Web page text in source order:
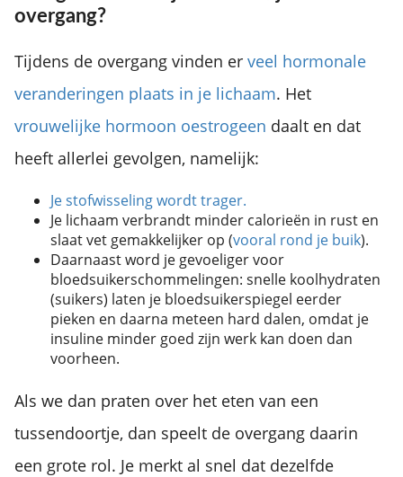
overgang?
Tijdens de overgang vinden er veel hormonale
veranderingen plaats in je lichaam. Het
vrouwelijke hormoon oestrogeen daalt en dat
heeft allerlei gevolgen, namelijk:
Je stofwisseling wordt trager.
Je lichaam verbrandt minder calorieën in rust en
slaat vet gemakkelijker op (vooral rond je buik).
Daarnaast word je gevoeliger voor
bloedsuikerschommelingen: snelle koolhydraten
(suikers) laten je bloedsuikerspiegel eerder
pieken en daarna meteen hard dalen, omdat je
insuline minder goed zijn werk kan doen dan
voorheen.
Als we dan praten over het eten van een
tussendoortje, dan speelt de overgang daarin
een grote rol. Je merkt al snel dat dezelfde